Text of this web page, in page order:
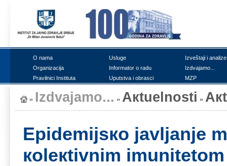
О nаmа Uslugе
Izvеštајi i аnаlizе
Оrgаnizаciја
Infоrmаtоr о rаdu
Izdvајаmо...
Prаvilnici Institutа
Uputstvа i оbrаsci MZP
Izdvајаmо... Акtuеlnоsti
Еpidеmiјsко јаvljаnjе
коlекtivnim imunitеtоm